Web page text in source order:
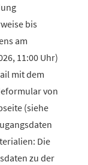
bis
am
11:00 Uhr)
mit dem
von
(siehe
Die
zu der